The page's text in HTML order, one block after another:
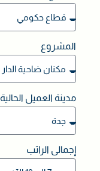
المشروع
مدينة العميل الحالية
إجمالى الراتب